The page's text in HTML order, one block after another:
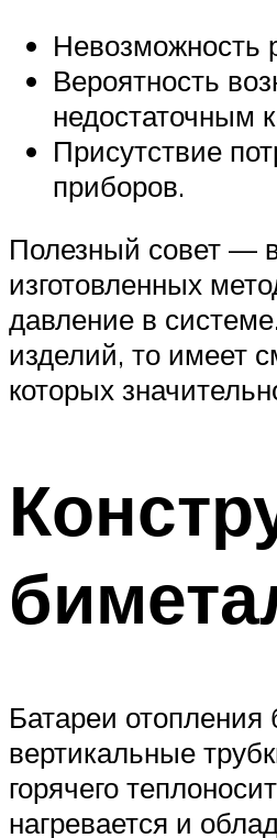
Невозможность
Вероятность
недостаточным
Присутствие
приборов.
Полезный совет —
изготовленных
давление в
изделий, то имеет
которых
Батареи
вертикальные
горячего
нагревается и